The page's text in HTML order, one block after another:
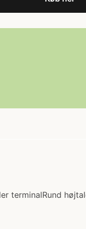
terminalRund